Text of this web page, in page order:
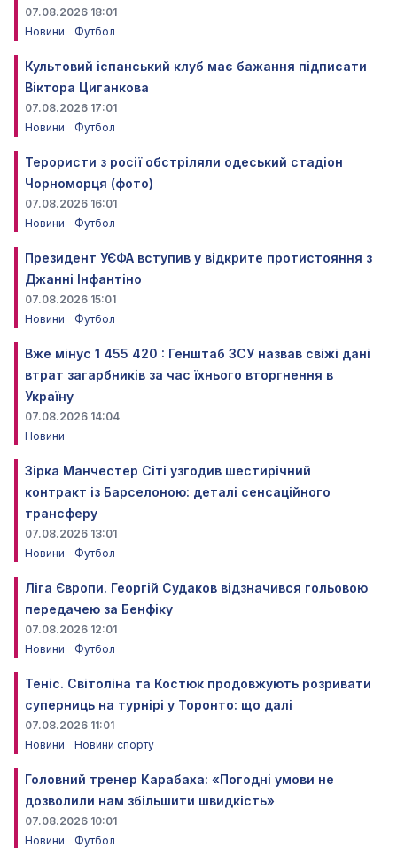
07.08.2026 18:01
Новини
Футбол
Культовий іспанський клуб має бажання підписати
Віктора Циганкова
07.08.2026 17:01
Новини
Футбол
Терористи з росії обстріляли одеський стадіон
Чорноморця (фото)
07.08.2026 16:01
Новини
Футбол
Президент УЄФА вступив у відкрите протистояння з
Джанні Інфантіно
07.08.2026 15:01
Новини
Футбол
Вже мінус 1 455 420 : Генштаб ЗСУ назвав свіжі дані
втрат загарбників за час їхнього вторгнення в
Україну
07.08.2026 14:04
Новини
Зірка Манчестер Сіті узгодив шестирічний
контракт із Барселоною: деталі сенсаційного
трансферу
07.08.2026 13:01
Новини
Футбол
Ліга Європи. Георгій Судаков відзначився гольовою
передачею за Бенфіку
07.08.2026 12:01
Новини
Футбол
Теніс. Світоліна та Костюк продовжують розривати
суперниць на турнірі у Торонто: що далі
07.08.2026 11:01
Новини
Новини спорту
Головний тренер Карабаха: «Погодні умови не
дозволили нам збільшити швидкість»
07.08.2026 10:01
Новини
Футбол